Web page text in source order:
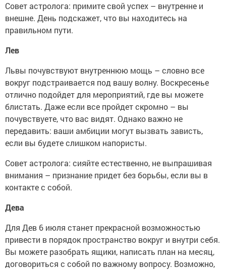
Совет астролога: примите свой успех – внутренне и
внешне. День подскажет, что вы находитесь на
правильном пути.
Лев
Львы почувствуют внутреннюю мощь – словно все
вокруг подстраивается под вашу волну. Воскресенье
отлично подойдет для мероприятий, где вы можете
блистать. Даже если все пройдет скромно – вы
почувствуете, что вас видят. Однако важно не
передавить: ваши амбиции могут вызвать зависть,
если вы будете слишком напористы.
Совет астролога: сияйте естественно, не выпрашивая
внимания – признание придет без борьбы, если вы в
контакте с собой.
Дева
Для Дев 6 июля станет прекрасной возможностью
привести в порядок пространство вокруг и внутри себя.
Вы можете разобрать ящики, написать план на месяц,
договориться с собой по важному вопросу. Возможно,